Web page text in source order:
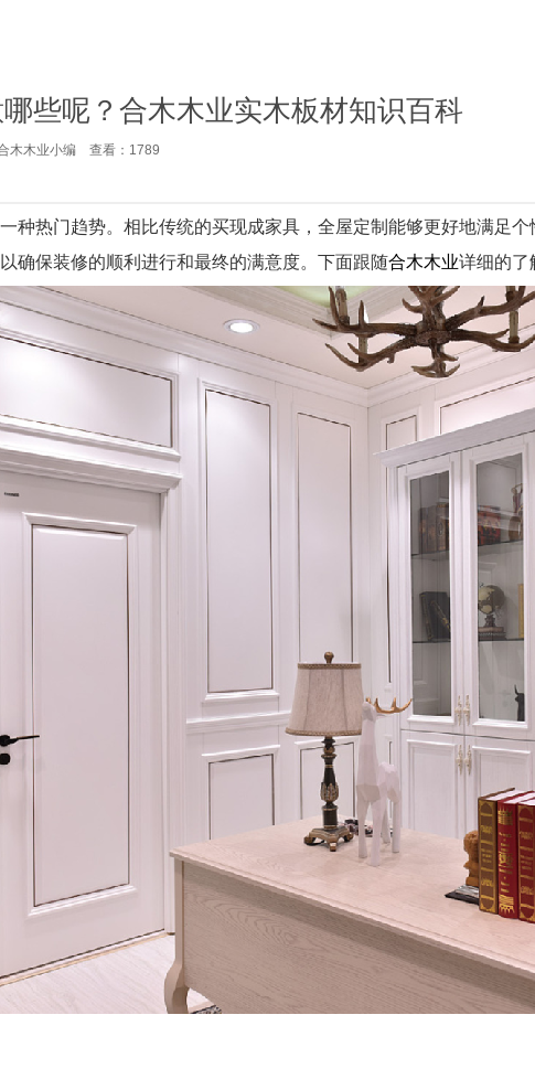
些呢？合木木业实木板材知识百科
木木业小编 查看：1789
种热门趋势。相比传统的买现成家具，全屋定制能够更好地满足
确保装修的顺利进行和最终的满意度。下面跟随合木木业详细的了